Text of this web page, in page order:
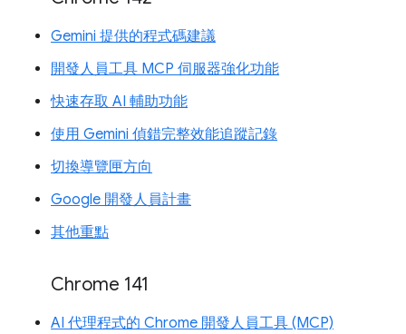
Gemini 提供的程式碼建議
開發人員工具 MCP 伺服器強化功能
快速存取 AI 輔助功能
使用 Gemini 偵錯完整效能追蹤記錄
切換導覽匣方向
Google 開發人員計畫
其他重點
Chrome 141
AI 代理程式的 Chrome 開發人員工具 (MCP)